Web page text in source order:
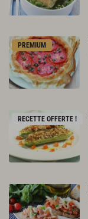
PREMIUM
RECETTE OFFERTE !